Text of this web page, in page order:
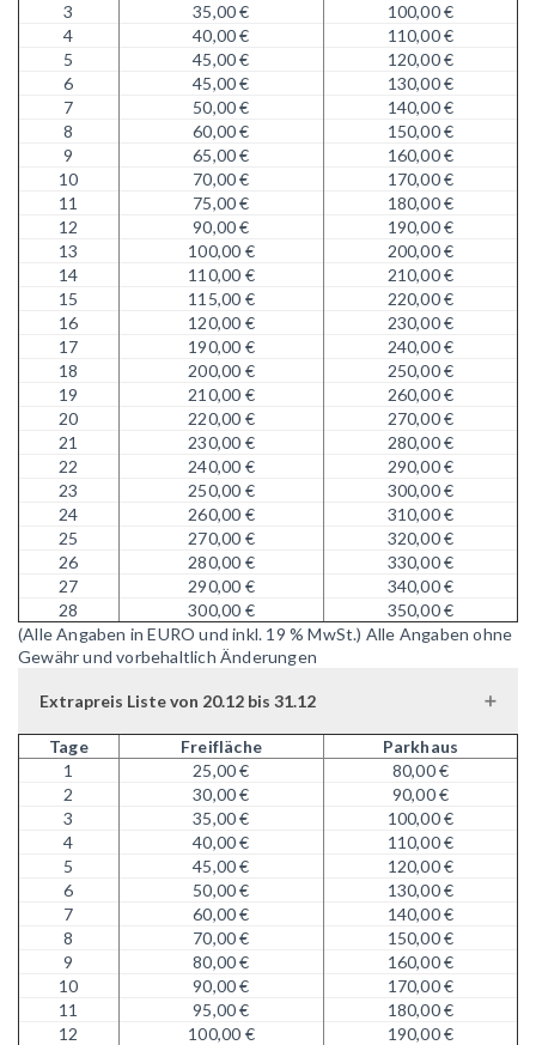
3
35,00 €
100,00 €
4
40,00 €
110,00 €
5
45,00 €
120,00 €
6
45,00 €
130,00 €
7
50,00 €
140,00 €
8
60,00 €
150,00 €
9
65,00 €
160,00 €
10
70,00 €
170,00 €
11
75,00 €
180,00 €
12
90,00 €
190,00 €
13
100,00 €
200,00 €
14
110,00 €
210,00 €
15
115,00 €
220,00 €
16
120,00 €
230,00 €
17
190,00 €
240,00 €
18
200,00 €
250,00 €
19
210,00 €
260,00 €
20
220,00 €
270,00 €
21
230,00 €
280,00 €
22
240,00 €
290,00 €
23
250,00 €
300,00 €
24
260,00 €
310,00 €
25
270,00 €
320,00 €
26
280,00 €
330,00 €
27
290,00 €
340,00 €
28
300,00 €
350,00 €
(Alle Angaben in EURO und inkl. 19 % MwSt.) Alle Angaben ohne
Gewähr und vorbehaltlich Änderungen
Extrapreis Liste von 20.12 bis 31.12
Tage Freifläche
Parkhaus
1
25,00 €
80,00 €
2
30,00 €
90,00 €
3
35,00 €
100,00 €
4
40,00 €
110,00 €
5
45,00 €
120,00 €
6
50,00 €
130,00 €
7
60,00 €
140,00 €
8
70,00 €
150,00 €
9
80,00 €
160,00 €
10
90,00 €
170,00 €
11
95,00 €
180,00 €
12
100,00 €
190,00 €